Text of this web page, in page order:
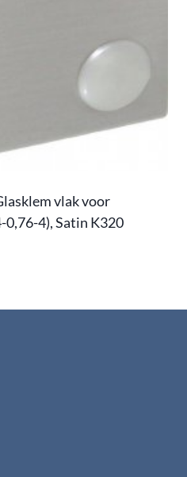
vlak voor
4), Satin K320